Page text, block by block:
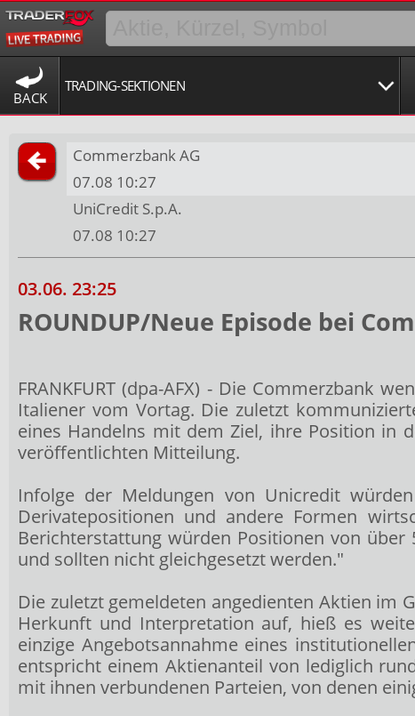
BACK
TRADING-SEKTIONEN
Commerzbank AG
07.08 10:27
UniCredit S.p.A.
07.08 10:27
03.06. 23:25
ROUNDUP/Neue Episode bei
FRANKFURT (dpa-AFX) - Die Commerzbank
Italiener vom Vortag. Die zuletzt
eines Handelns mit dem Ziel, ihre Position in
veröffentlichten Mitteilung.
Infolge der Meldungen von Unicredit
Derivatepositionen und andere Formen
Berichterstattung würden Positionen von
und sollten nicht gleichgesetzt werden."
Die zuletzt gemeldeten angedienten Aktien im
Herkunft und Interpretation auf, hieß es
einzige Angebotsannahme eines
entspricht einem Aktienanteil von lediglich
mit ihnen verbundenen Parteien, von denen